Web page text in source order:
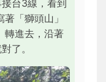
台3線，看到
「獅頭山」
轉進去，沿著
了。